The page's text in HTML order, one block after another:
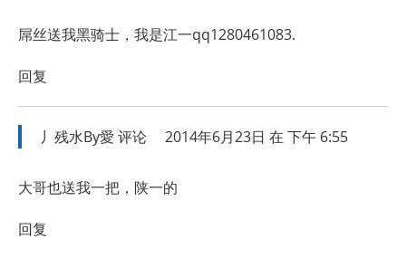
屌丝送我黑骑士，我是江一qq1280461083.
回复
丿残水By愛 评论 2014年6月23日 在 下午 6:55
大哥也送我一把，陕一的
回复